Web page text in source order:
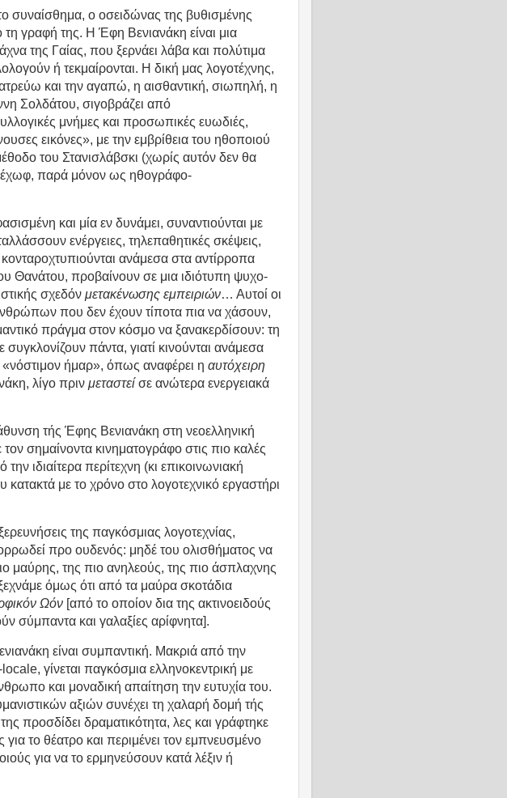
το συναίσθημα, ο οσειδώνας της βυθισμένης
τη γραφή της. Η Έφη Βενιανάκη είναι μια
της Γαίας, που ξερνάει λάβα και πολύτιμα
ή τεκμαίρονται. Η δική μας λογοτέχνης,
και την αγαπώ, η αισθαντική, σιωπηλή, η
Σολδάτου, σιγοβράζει από
μνήμες και προσωπικές ευωδιές,
εικόνες», με την εμβρίθεια του ηθοποιού
του Στανισλάβσκι (χωρίς αυτόν δεν θα
παρά μόνον ως ηθογράφο-
και μία εν δυνάμει, συναντιούνται με
ενέργειες, τηλεπαθητικές σκέψεις,
κονταροχτυπιούνται ανάμεσα στα αντίρροπα
Θανάτου, προβαίνουν σε μια ιδιότυπη ψυχο-
σχεδόν μετακένωσης εμπειριών… Αυτοί οι
που δεν έχουν τίποτα πια να χάσουν,
πράγμα στον κόσμο να ξανακερδίσουν: τη
πάντα, γιατί κινούνται ανάμεσα
«νόστιμον ήμαρ», όπως αναφέρει η αυτόχειρη
λίγο πριν μεταστεί σε ανώτερα ενεργειακά
τής Έφης Βενιανάκη στη νεοελληνική
τον σημαίνοντα κινηματογράφο στις πιο καλές
ιδιαίτερα περίτεχνη (κι επικοινωνιακή
κατακτά με το χρόνο στο λογοτεχνικό εργαστήρι
της παγκόσμιας λογοτεχνίας,
προ ουδενός: μηδέ του ολισθήματος να
μαύρης, της πιο ανηλεούς, της πιο άσπλαχνης
όμως ότι από τα μαύρα σκοτάδια
Ωόν [από το οποίον δια της ακτινοειδούς
σύμπαντα και γαλαξίες αρίφνητα].
είναι συμπαντική. Μακριά από την
γίνεται παγκόσμια ελληνοκεντρική με
και μοναδική απαίτηση την ευτυχία του.
αξιών συνέχει τη χαλαρή δομή τής
προσδίδει δραματικότητα, λες και γράφτηκε
για το θέατρο και περιμένει τον εμπνευσμένο
για να το ερμηνεύσουν κατά λέξιν ή